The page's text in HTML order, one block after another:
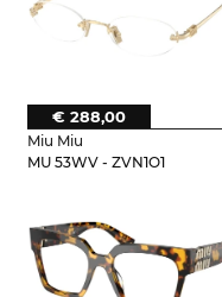
Miu Miu
MU 53WV - ZVN1O1
€ 288,00